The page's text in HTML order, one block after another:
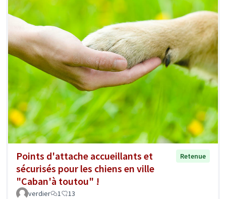
Points d'attache accueillants et
sécurisés pour les chiens en ville
"Caban'à toutou" !
Retenue
verdier 1 13